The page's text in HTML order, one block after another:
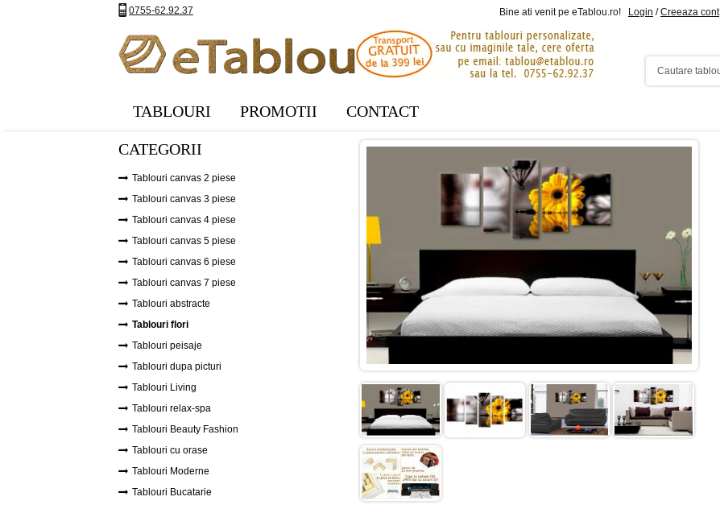
0755-62.92.37 Bine ati venit pe eTablou.ro! Login /Creeaza cont
TABLOURI PROMOTII CONTACT
CATEGORII
Tablouri canvas 2 piese
Tablouri canvas 3 piese
Tablouri canvas 4 piese
Tablouri canvas 5 piese
Tablouri canvas 6 piese
Tablouri canvas 7 piese
Tablouri abstracte
Tablouri flori
Tablouri peisaje
Tablouri dupa picturi
Tablouri Living
Tablouri relax-spa
Tablouri Beauty Fashion
Tablouri cu orase
Tablouri Moderne
Tablouri Bucatarie